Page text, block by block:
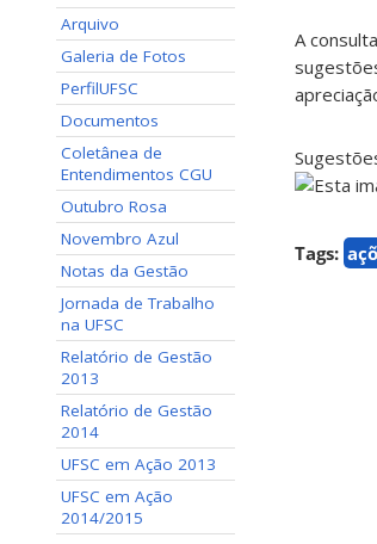
Arquivo
Galeria de Fotos
PerfilUFSC
Documentos
Coletânea de
Entendimentos CGU
Outubro Rosa
Novembro Azul
Notas da Gestão
Jornada de Trabalho
na UFSC
Relatório de Gestão
2013
Relatório de Gestão
2014
UFSC em Ação 2013
UFSC em Ação
2014/2015
A
Tags: